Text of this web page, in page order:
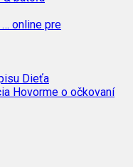
… online pre
Dieťa
Hovorme o očkovaní